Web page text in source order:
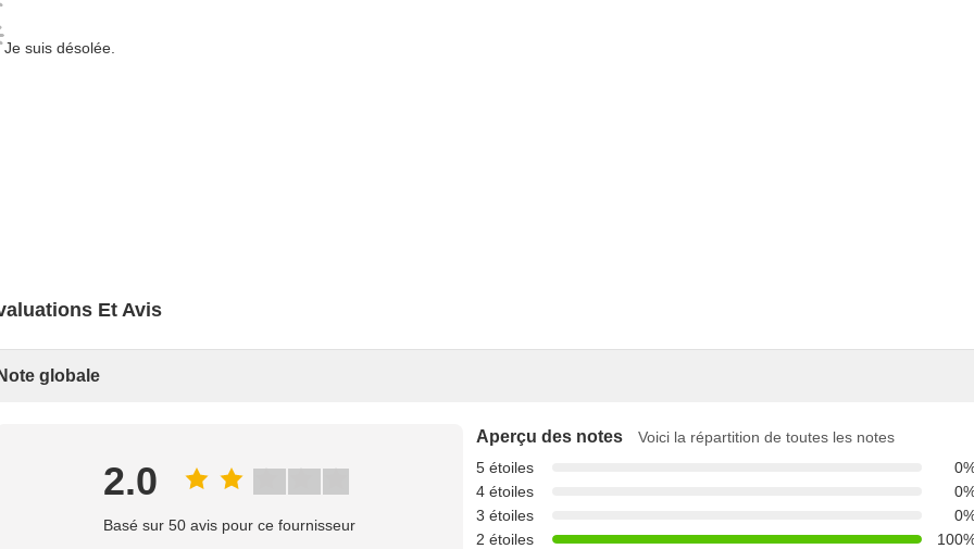
Je suis désolée.
Et Avis
globale
2.0
Basé sur 50 avis pour ce fournisseur
Aperçu des notes
Voici la répartition de toutes les notes
5 étoiles
4 étoiles
3 étoiles
2 étoiles